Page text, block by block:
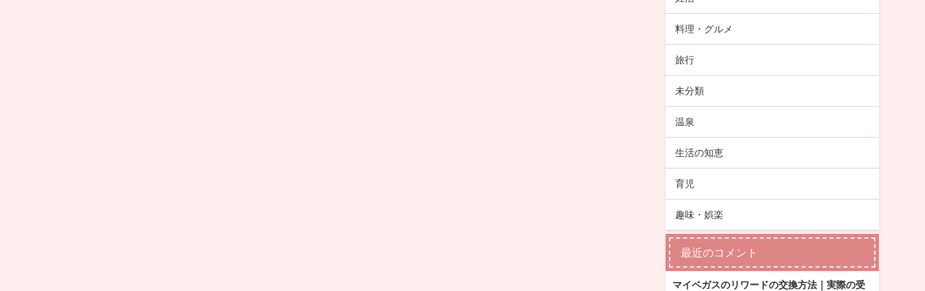
料理・グルメ
旅行
未分類
温泉
生活の知恵
育児
趣味・娯楽
最近のコメント
マイベガスのリワードの交換方法｜実際の受